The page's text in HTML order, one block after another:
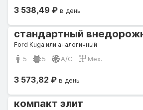
3 538,49 ₽ в день
стандартный
Ford Kuga или аналогичный
5 5 A/C Мех.
3 573,82 ₽ в день
компакт элит